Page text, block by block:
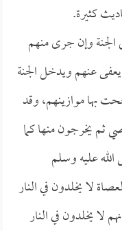
كثيرة.
الجنة وإن جرى منهم
عنهم ويدخل الجنة
بها موازينهم، وقد
ثم يخرجون منها كما
عليه وسلم
لا يخلدون في النار
لا يخلدون في النار